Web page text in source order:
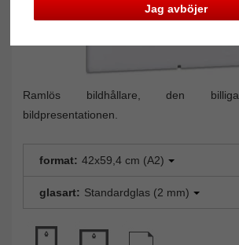
Jag avböjer
Ramlös bildhållare, den billiga
bildpresentationen.
format: 42x59,4 cm (A2)
glasart: Standardglas (2 mm)